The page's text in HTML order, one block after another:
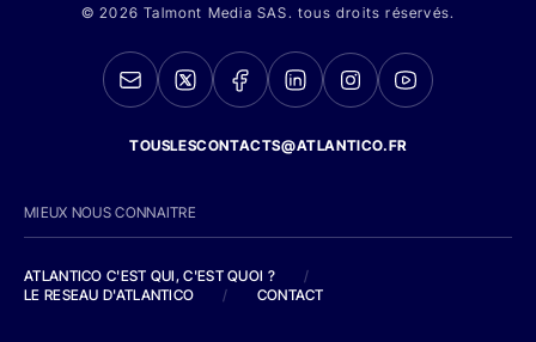
© 2026 Talmont Media SAS. tous droits réservés.
TOUSLESCONTACTS@ATLANTICO.FR
MIEUX NOUS CONNAITRE
ATLANTICO C'EST QUI, C'EST QUOI ?
/
LE RESEAU D'ATLANTICO
/ CONTACT